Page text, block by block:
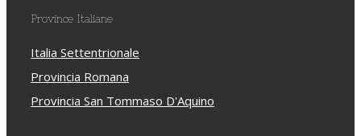
Province Italiane
Italia Settentrionale
Provincia Romana
Provincia San Tommaso D'Aquino